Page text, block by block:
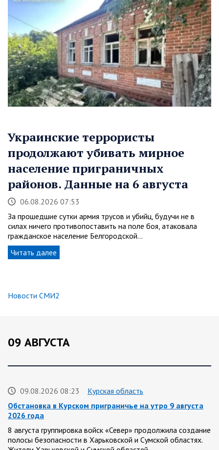
Украинские террористы
продолжают убивать мирное
население приграничных
районов. Данные на 6 августа
06.08.2026 07:53
За прошедшие сутки армия трусов и убийц, будучи не в
силах ничего противопоставить на поле боя, атаковала
гражданское население Белгородской…
Читать далее
Новости СМИ2
09 АВГУСТА
09.08.2026 08:23
Курская область
Обстановка в Курском приграничье на утро 9 августа
2026 года
8 августа группировка войск «Север» продолжила создание
полосы безопасности в Харьковской и Сумской областях.